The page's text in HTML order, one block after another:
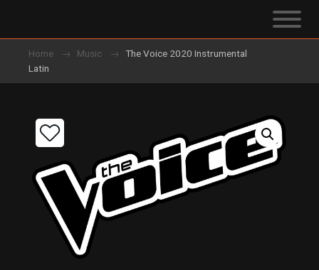
Home Music
The Voice 2020 Instrumental
Latin